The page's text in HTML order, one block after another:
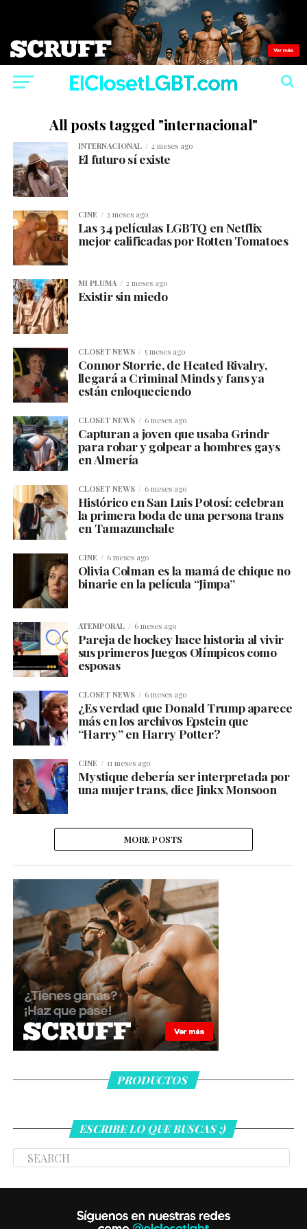
All posts tagged "internacional"
INTERNACIONAL 2 meses ago
El futuro sí existe
CINE 2 meses ago
Las 34 películas LGBTQ en Netflix
mejor calificadas por Rotten Tomatoes
MI PLUMA 2 meses ago
Existir sin miedo
CLOSET NEWS 5 meses ago
Connor Storrie, de Heated Rivalry,
llegará a Criminal Minds y fans ya
están enloqueciendo
CLOSET NEWS 6 meses ago
Capturan a joven que usaba Grindr
para robar y golpear a hombres gays
en Almería
CLOSET NEWS 6 meses ago
Histórico en San Luis Potosí: celebran
la primera boda de una persona trans
en Tamazunchale
CINE 6 meses ago
Olivia Colman es la mamá de chique no
binarie en la película “Jimpa”
ATEMPORAL 6 meses ago
Pareja de hockey hace historia al vivir
sus primeros Juegos Olímpicos como
esposas
CLOSET NEWS 6 meses ago
¿Es verdad que Donald Trump aparece
más en los archivos Epstein que
“Harry” en Harry Potter?
CINE 11 meses ago
Mystique debería ser interpretada por
una mujer trans, dice Jinkx Monsoon
MORE POSTS
PRODUCTOS
ESCRIBE LO QUE BUSCAS ;)